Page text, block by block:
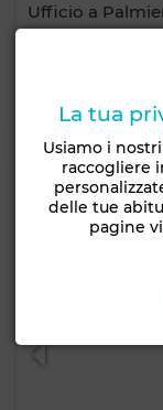
Ufficio a
La tua
Usiamo i
raccogliere
delle tue
pagine